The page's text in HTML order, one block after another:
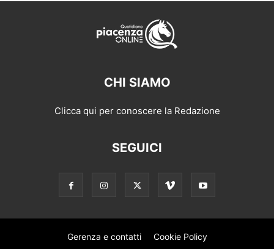
CHI SIAMO
Clicca qui per conoscere la Redazione
SEGUICI
Gerenza e contatti Cookie Policy